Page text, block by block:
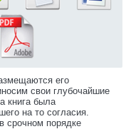
его
свои глубочайшие
книга была
на то согласия.
срочном порядке